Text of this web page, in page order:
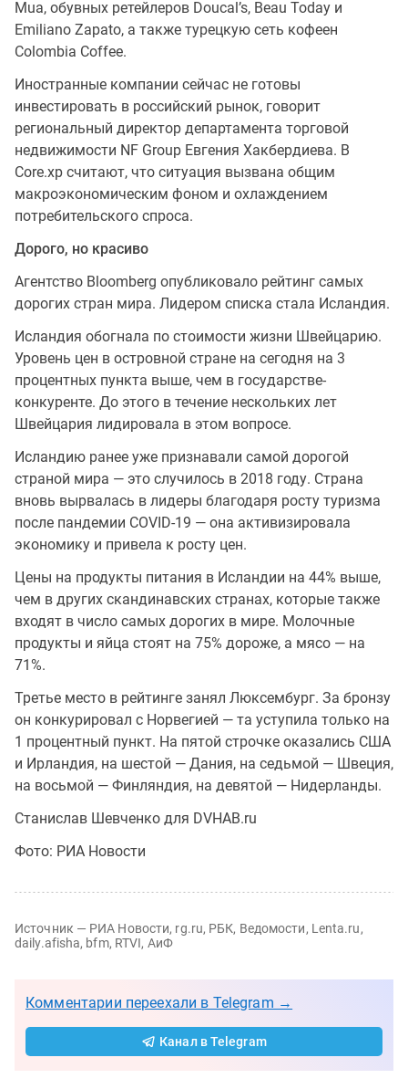
Mua, обувных ретейлеров Doucal’s, Beau Today и
Emiliano Zapato, а также турецкую сеть кофеен
Colombia Coffee.
Иностранные компании сейчас не готовы
инвестировать в российский рынок, говорит
региональный директор департамента торговой
недвижимости NF Group Евгения Хакбердиева. В
Core.xp считают, что ситуация вызвана общим
макроэкономическим фоном и охлаждением
потребительского спроса.
Дорого, но красиво
Агентство Bloomberg опубликовало рейтинг самых
дорогих стран мира. Лидером списка стала Исландия.
Исландия обогнала по стоимости жизни Швейцарию.
Уровень цен в островной стране на сегодня на 3
процентных пункта выше, чем в государстве-
конкуренте. До этого в течение нескольких лет
Швейцария лидировала в этом вопросе.
Исландию ранее уже признавали самой дорогой
страной мира — это случилось в 2018 году. Страна
вновь вырвалась в лидеры благодаря росту туризма
после пандемии COVID-19 — она активизировала
экономику и привела к росту цен.
Цены на продукты питания в Исландии на 44% выше,
чем в других скандинавских странах, которые также
входят в число самых дорогих в мире. Молочные
продукты и яйца стоят на 75% дороже, а мясо — на
71%.
Третье место в рейтинге занял Люксембург. За бронзу
он конкурировал с Норвегией — та уступила только на
1 процентный пункт. На пятой строчке оказались США
и Ирландия, на шестой — Дания, на седьмой — Швеция,
на восьмой — Финляндия, на девятой — Нидерланды.
Станислав Шевченко для DVHAB.ru
Фото: РИА Новости
Источник — РИА Новости, rg.ru, РБК, Ведомости, Lenta.ru,
daily.afisha, bfm, RTVI, АиФ
Комментарии переехали в Telegram →
Канал в Telegram